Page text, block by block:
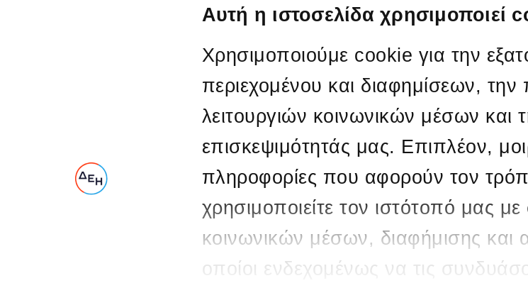
Αυτή η ιστοσελίδα χρησιμοποιεί
Χρησιμοποιούμε cookie για την
περιεχομένου και διαφημίσεων, την
λειτουργιών κοινωνικών μέσων και
επισκεψιμότητάς μας. Επιπλέον,
πληροφορίες που αφορούν τον
χρησιμοποιείτε τον ιστότοπό μας
κοινωνικών μέσων, διαφήμισης και
οποίοι ενδεχομένως να τις